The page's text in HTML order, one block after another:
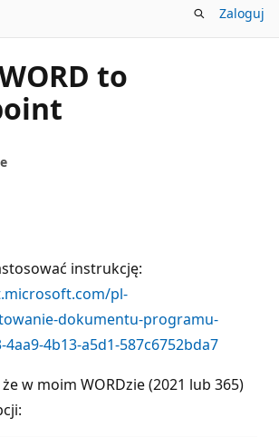
Zaloguj
to
instrukcję:
pl-
dokumentu-programu-
4b13-a5d1-587c6752bda7
w moim WORDzie (2021 lub 365)